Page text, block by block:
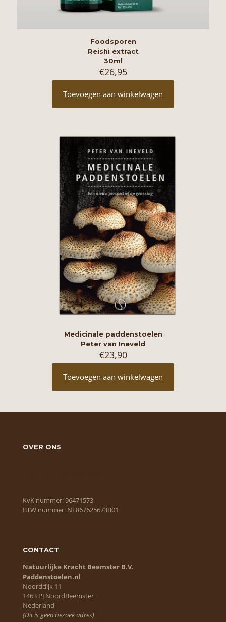
Foodsporen
Reishi extract
30ml
€26,95
Toevoegen aan winkelwagen
Medicinale paddenstoelen
Peter van Ineveld
€23,90
Toevoegen aan winkelwagen
OVER ONS
KvK nummer: 96471573
BTW nummer: NL867625673B01
CONTACT
Natuurlijke Kracht Beemster B.V.
Paddenstoelen.nl
Noorddijk 11
1463 PJ NoordBeemster
Nederland
(Dit is geen bezoek adres)